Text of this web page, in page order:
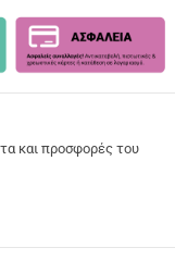
και προσφορές του